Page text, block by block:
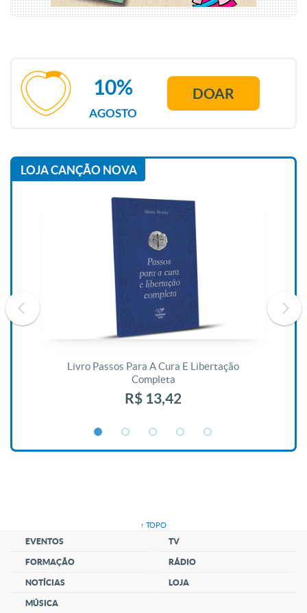
AGOSTO
10% DOAR
LOJA CANÇÃO NOVA
Livro Passos Para A Cura E Libertação
Completa
R$ 13,42
↑ TOPO
EVENTOS
FORMAÇÃO
NOTÍCIAS
MÚSICA
TV
RÁDIO
LOJA